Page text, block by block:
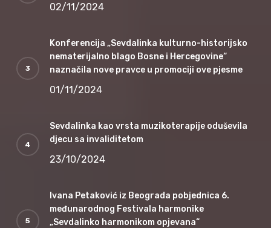
02/11/2024
Konferencija „Sevdalinka kulturno-historijsko
nematerijalno blago Bosne i Hercegovine“
naznačila nove pravce u promociji ove pjesme
01/11/2024
Sevdalinka kao vrsta muzikoterapije oduševila
djecu sa invaliditetom
23/10/2024
Ivana Petaković iz Beograda pobjednica 6.
međunarodnog Festivala harmonike
„Sevdalinko harmonikom opjevana“